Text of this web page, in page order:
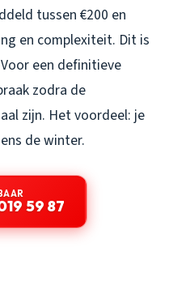
tussen €200 en
en complexiteit. Dit is
een definitieve
zodra de
zijn. Het voordeel: je
de winter.
59 87